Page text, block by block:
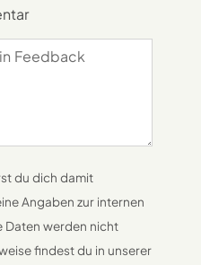
du dich damit
Angaben zur internen
Daten werden nicht
findest du in unserer